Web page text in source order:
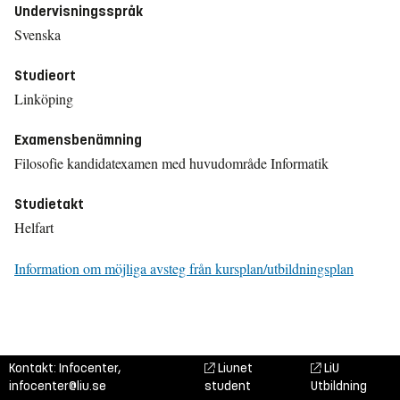
Undervisningsspråk
Svenska
Studieort
Linköping
Examensbenämning
Filosofie kandidatexamen med huvudområde Informatik
Studietakt
Helfart
Information om möjliga avsteg från kursplan/utbildningsplan
Kontakt: Infocenter,
infocenter@liu.se
Liunet
student
LiU
Utbildning